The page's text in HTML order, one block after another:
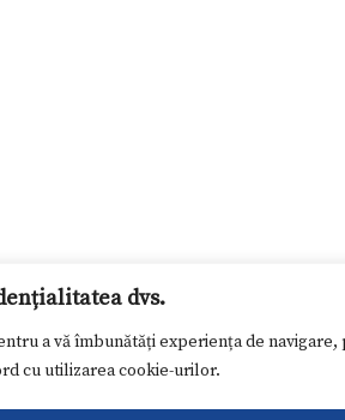
dvs.
a vă îmbunătăți experiența de
cu utilizarea cookie-urilor.